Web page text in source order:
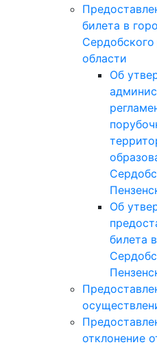
билета в
области
Об
Об
билета
отклонение